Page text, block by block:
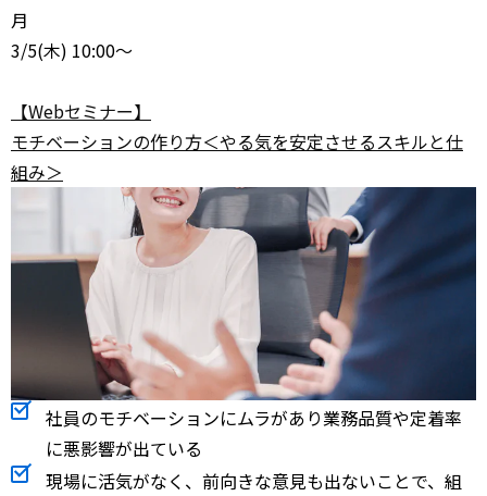
月
3/5(木) 10:00～
【Webセミナー】
モチベーションの作り方＜やる気を安定させるスキルと仕
組み＞
社員のモチベーションにムラがあり業務品質や定着率
に悪影響が出ている
現場に活気がなく、前向きな意見も出ないことで、組